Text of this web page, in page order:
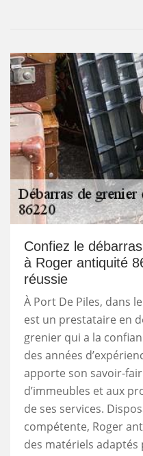
Confiez le
à Roger antiquité
réussie
À Port De Piles, dans
est un prestataire en
grenier qui a la
des années
apporte son savoir-
d’immeubles et aux
de ses services.
compétente, Roger
des matériels